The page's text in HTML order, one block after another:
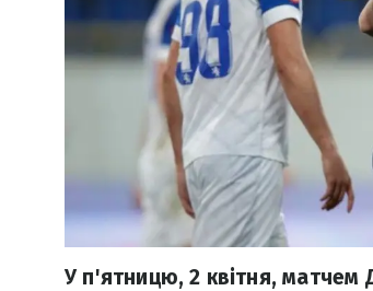
У п'ятницю, 2 квітня, матчем